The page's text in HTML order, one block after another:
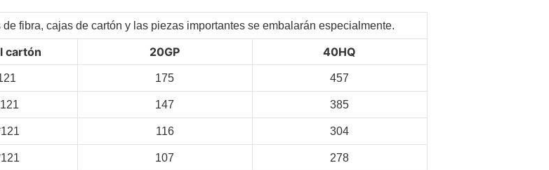
fibra, cajas de cartón y las piezas importantes se embalarán especialmente.
cartón 20GP 40HQ
175 457
147 385
116 304
107 278